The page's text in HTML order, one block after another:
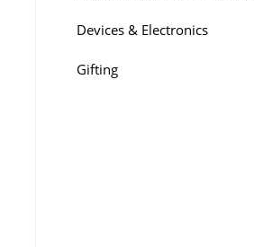
Devices & Electronics
Gifting